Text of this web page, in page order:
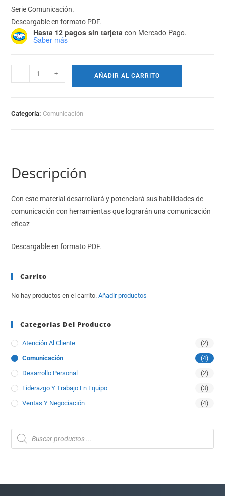
Serie Comunicación.
Descargable en formato PDF.
Hasta 12 pagos sin tarjeta con Mercado Pago.
Saber más
- + AÑADIR AL CARRITO
Categoría: Comunicación
Descripción
Con este material desarrollará y potenciará sus habilidades de
comunicación con herramientas que lograrán una comunicación
eficaz
Descargable en formato PDF.
Carrito
No hay productos en el carrito.Añadir productos
Categorías Del Producto
Atención Al Cliente (2)
Comunicación (4)
Desarrollo Personal (2)
Liderazgo Y Trabajo En Equipo (3)
Ventas Y Negociación (4)